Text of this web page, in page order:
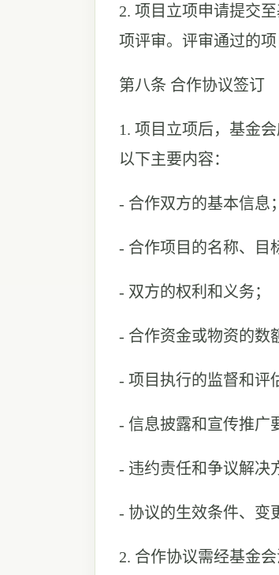
2. 项目立项申请提交
项评审。评审通过的
第八条 合作协议签订
1. 项目立项后，基金
以下主要内容：
- 合作双方的基本信息；
- 合作项目的名称、目
- 双方的权利和义务；
- 合作资金或物资的数
- 项目执行的监督和评
- 信息披露和宣传推广
- 违约责任和争议解决
- 协议的生效条件、变
2. 合作协议需经基金